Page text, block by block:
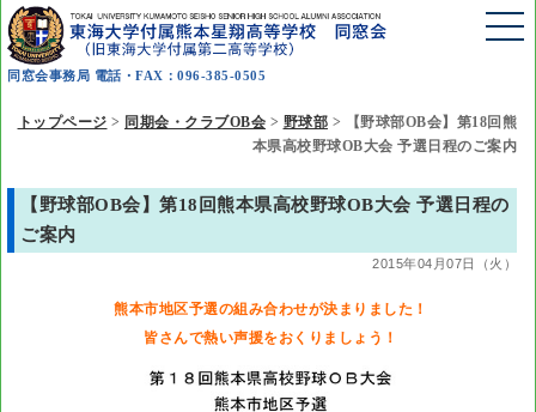
同窓会事務局 電話・FAX：096-385-0505
トップページ > 同期会・クラブOB会 > 野球部 >
【野球部OB会】第18回熊
本県高校野球OB大会 予選日程のご案内
【野球部OB会】第18回熊本県高校野球OB大会 予選日程の
ご案内
2015年04月07日（火）
熊本市地区予選の組み合わせが決まりました！
皆さんで熱い声援をおくりましょう！